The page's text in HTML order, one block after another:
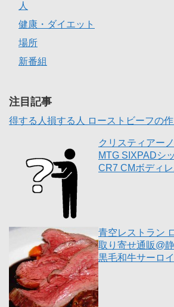
人
健康・ダイエット
場所
新番組
注目記事
得する人損する人 ローストビーフの
クリスティアー
MTG SIXPADシ
CR7 CMボディ
青空レストラン
取り寄せ通販@
黒毛和牛サーロ